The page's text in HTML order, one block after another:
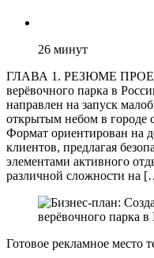
26 минут
ГЛАВА 1. РЕЗЮМЕ
верёвочного парка в
направлен на запуск
открытым небом в городе
Формат ориентирован на
клиентов, предлагая
элементами активного
различной сложности на
Готовое рекламное место